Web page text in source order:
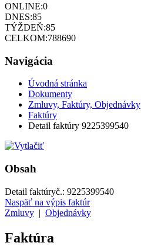
ONLINE:0
DNES:85
TÝŽDEŇ:85
CELKOM:788690
Navigácia
Úvodná stránka
Dokumenty
Zmluvy, Faktúry, Objednávky
Faktúry
Detail faktúry 9225399540
Obsah
Detail faktúryč.: 9225399540
Naspäť na výpis faktúr
Zmluvy | Objednávky
Faktúra